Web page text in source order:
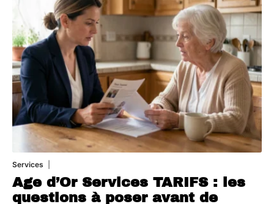
Services
Age d’Or Services TARIFS : les
questions à poser avant de